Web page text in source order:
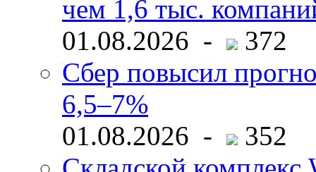
чем 1,6 тыс.
01.08.2026 -
372
Сбер повысил
6,5–7%
01.08.2026 -
352